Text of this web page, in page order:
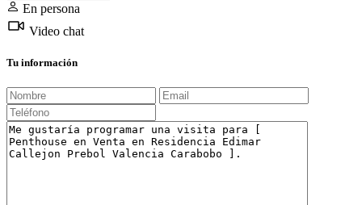
En persona
Video chat
Tu información